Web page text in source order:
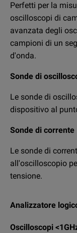
Qual è il miglior
Dipende
disponibile.
oscilloscopio
Tektronix. Benché
principalmente
maggiore
Durante la scelta
conto di tre
campionamento
Larghezza di
oscilloscopio
MHz o GHz.
Perfetti per la
oscilloscopi di
avanzata degli
campioni di un
d'onda.
Sonde di
Le sonde di
dispositivo al
Sonde di corrente
Le sonde di
all'oscilloscopio
tensione.
Analizzatore
Oscilloscopi